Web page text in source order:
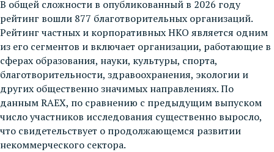
В общей сложности в опубликованный в 2026 году
рейтинг вошли 877 благотворительных организаций.
Рейтинг частных и корпоративных НКО является одним
из его сегментов и включает организации, работающие в
сферах образования, науки, культуры, спорта,
благотворительности, здравоохранения, экологии и
других общественно значимых направлениях. По
данным RAEX, по сравнению с предыдущим выпуском
число участников исследования существенно выросло,
что свидетельствует о продолжающемся развитии
некоммерческого сектора.